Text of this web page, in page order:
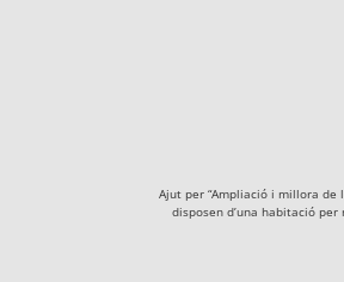
Ajut per “Ampliació i millora de
disposen d’una habitació